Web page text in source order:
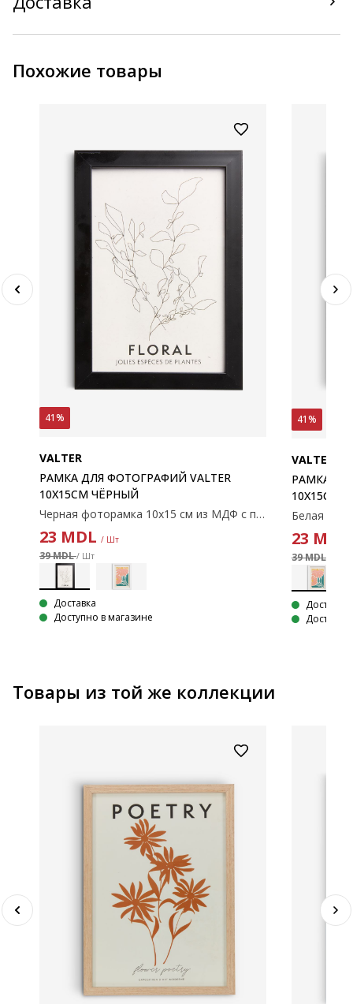
Похожие товары
41%
VALTER
РАМКА ДЛЯ ФОТОГРАФИЙ VALTER
10X15СМ ЧЁРНЫЙ
Черная фоторамка 10х15 см из МДФ с пластиковой защитой спереди. С ножкой.
23 MDL / Шт
39 MDL/ Шт
Доставка
Доступно в магазине
41%
VALTER
РАМКА
10X15СМ
23 MDL
39 MDL
Доставка
Товары из той же коллекции